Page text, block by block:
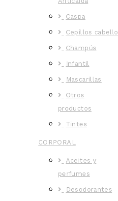
Caspa
Cepillos cabello
Champús
Infantil
Mascarillas
Otros
productos
Tintes
CORPORAL
Aceites y
perfumes
Desodorantes